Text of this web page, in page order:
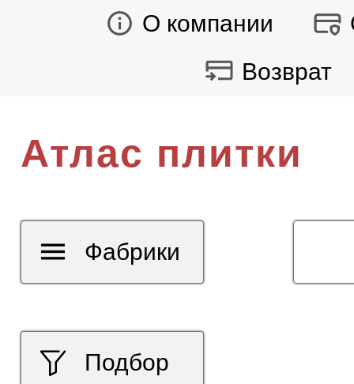
О компании
Возврат
Атлас плитки
Подбор
Фабрики